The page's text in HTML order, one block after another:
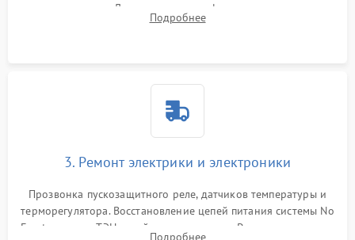
течеискателем. Демонтаж старого фильтра-осушителя и
продувка капиллярной трубки для устранения засоров.
Подробнее
3. Ремонт электрики и электроники
Прозвонка пускозащитного реле, датчиков температуры и
терморегулятора. Восстановление цепей питания системы No
Frost, включая ТЭН оттайки и вентилятор. Ремонт или замена
Подробнее